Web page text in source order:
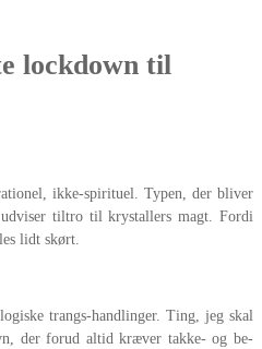
lockdown til
ikke-spirituel. Typen, der bliver
tiltro til krystallers magt. Fordi
lidt skørt.
trangs-handlinger. Ting, jeg skal
der forud altid kræver takke- og be-